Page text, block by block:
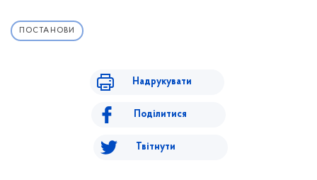
ПОСТАНОВИ
Надрукувати
Поділитися
Твітнути